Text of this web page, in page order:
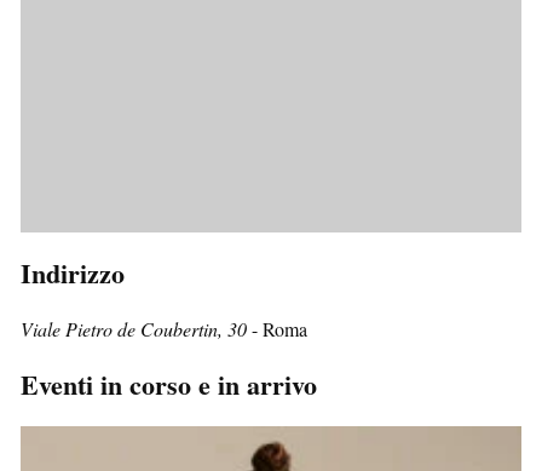
Indirizzo
Viale Pietro de Coubertin, 30- Roma
Eventi in corso e in arrivo